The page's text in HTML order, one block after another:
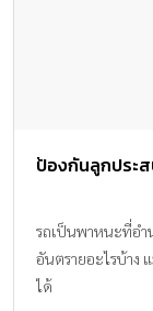
ป้องกันลูกประ
รถเป็นพาหนะที่อำ
อันตรายอะไรบ้าง
ได้